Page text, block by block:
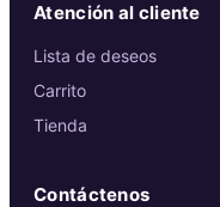
Atención al cliente
Lista de deseos
Carrito
Tienda
Contáctenos